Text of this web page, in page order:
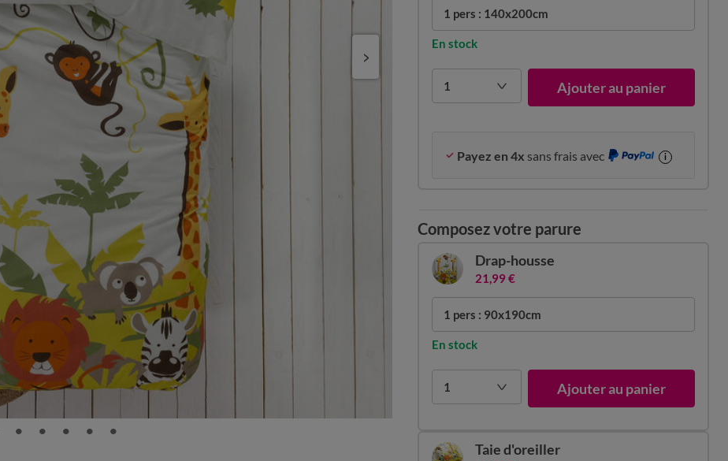
1 pers : 140x200cm
En stock
1 Ajouter au panier
Payez en 4x sans frais avec i
Composez votre parure
1 pers : 90x190cm
En stock
1 Ajouter au panier
Drap-housse
21,99 €
Taie d'oreiller